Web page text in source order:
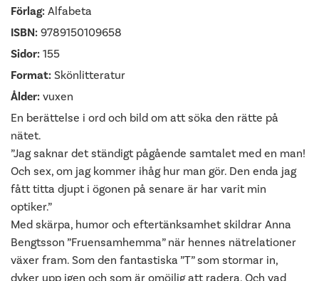
Förlag: Alfabeta
ISBN: 9789150109658
Sidor: 155
Format: Skönlitteratur
Ålder: vuxen
En berättelse i ord och bild om att söka den rätte på
nätet.
”Jag saknar det ständigt pågående samtalet med en man!
Och sex, om jag kommer ihåg hur man gör. Den enda jag
fått titta djupt i ögonen på senare är har varit min
optiker.”
Med skärpa, humor och eftertänksamhet skildrar Anna
Bengtsson ”Fruensamhemma” när hennes nätrelationer
växer fram. Som den fantastiska ”T” som stormar in,
dyker upp igen och som är omöjlig att radera. Och vad